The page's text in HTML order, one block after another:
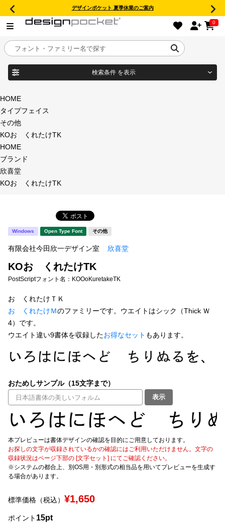
デザインポケット 夏季休業のご案内
0
目的別フォントガイド
特集
おすすめ
年間ライセンス商品
新着一覧
カート
マイページ
お気に入り
ご利用ガイド
よくあるご質問
お問い合わせ
検索条件 を表示
商品名
タイプフェイス
明朝体
宋朝体
教科書体
草書体 勘亭流
江戸文字 デザイン毛筆
すべてを表示
太さ・ウェイト
文字種類
価格帯
HOME
タイプフェイス
その他
KOおゝくれたけTK
HOME
ブランド
欣喜堂
KOおゝくれたけTK
Windows Open Type Font その他
有限会社今田欣一デザイン室 欣喜堂
KOおゝくれたけTK
PostScriptフォント名： KOOoKuretakeTK
おゝくれたけＴＫ
おゝくれたけＭのファミリーです。ウエイトはシック（Thick Ｗ
4）です。
ウエイト違い9書体を収録したお得なセット もあります。
おためしサンプル（15文字まで）
表示
本プレビューは書体デザインの確認を目的にご用意しております。
お探しの文字が収録されているかの確認にはご利用いただけません。文字の
収録状況はページ下部の [文字セット] にてご確認ください。
※システムの都合上、別OS用・別形式の相当品を用いてプレビューを生成す
る場合があります。
標準価格（税込） ¥1,650
ポイント 15pt